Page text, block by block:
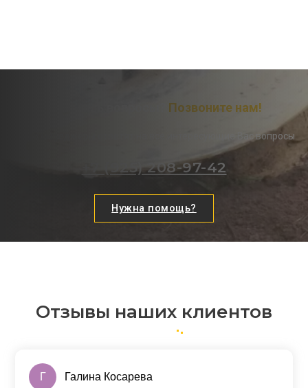
Позвоните нам!
Наши менеджеры ответят на все интересующие Вас вопросы
+7 (925) 208-97-42
Нужна помощь?
Отзывы наших клиентов
Г Галина Косарева